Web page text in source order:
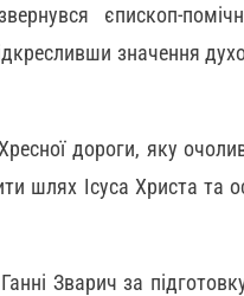
єпископ-
значення
дороги, яку
шлях Ісуса Христа та
Зварич за